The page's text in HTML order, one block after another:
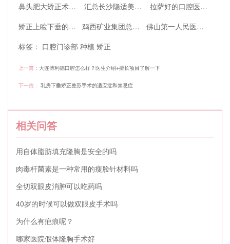
鼻头肥大矫正术详解
汇总长沙隐适美认证医生排名，快来看一看
拉萨好的口腔医院排行榜发布了，快来看一看
矫正上睑下垂的常用方法有哪几种
鸡西矿业集团总医院口腔科牙齿矫正效果怎么样
佛山第一人民医院牙科收费标准如何，深入扒一扒
标签： 口腔门诊部 种植 矫正
上一篇： 大连博利德口腔怎么样？医生介绍+擅长项目了解一下
下一篇： 乳房下垂矫正整形手术的适应症和禁忌症
相关问答
用自体脂肪填充隆胸是安全的吗
肉毒杆菌素是一种常用的瘦脸针材料吗
全切双眼皮消肿可以吃药吗
40岁的时候可以做双眼皮手术吗
为什么有疤痕呢？
哪家医院假体隆胸手术好